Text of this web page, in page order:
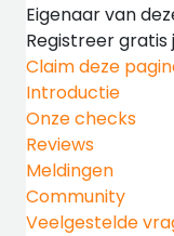
Eigenaar van
Registreer
Claim deze
Introductie
Onze checks
Reviews
Meldingen
Community
Veelgestelde